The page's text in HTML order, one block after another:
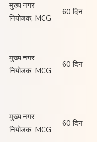
मुख्य नगर
नियोजक, MCG
60 दिन
मुख्य नगर
नियोजक, MCG
60 दिन
मुख्य नगर
नियोजक, MCG
60 दिन